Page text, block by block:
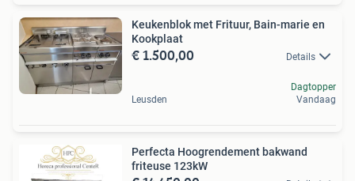
Keukenblok met Frituur, Bain-marie en
Kookplaat
€ 1.500,00 Details
Leusden
Dagtopper
Vandaag
Perfecta Hoogrendement bakwand
friteuse 123kW